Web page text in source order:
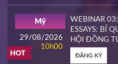
10h00
ĐĂNG KÝ
PIERCE
HOT
29/08/2026
10h00
Mỹ
WEBINAR
ESSAYS: BÍ
HỘI ĐỒNG
ĐẦU MỸ
ĐĂNG KÝ